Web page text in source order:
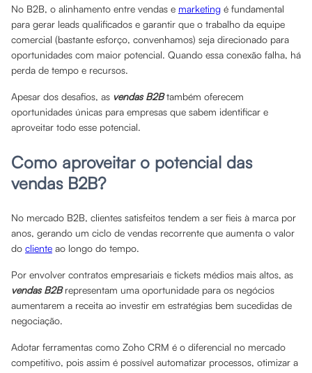
No B2B, o alinhamento entre vendas e marketing é fundamental
para gerar leads qualificados e garantir que o trabalho da equipe
comercial (bastante esforço, convenhamos) seja direcionado para
oportunidades com maior potencial. Quando essa conexão falha, há
perda de tempo e recursos.
Apesar dos desafios, as vendas B2Btambém oferecem
oportunidades únicas para empresas que sabem identificar e
aproveitar todo esse potencial.
Como aproveitar o potencial das
vendas B2B?
No mercado B2B, clientes satisfeitos tendem a ser fieis à marca por
anos, gerando um ciclo de vendas recorrente que aumenta o valor
do cliente ao longo do tempo.
Por envolver contratos empresariais e tickets médios mais altos, as
vendas B2Brepresentam uma oportunidade para os negócios
aumentarem a receita ao investir em estratégias bem sucedidas de
negociação.
Adotar ferramentas como Zoho CRM é o diferencial no mercado
competitivo, pois assim é possível automatizar processos, otimizar a